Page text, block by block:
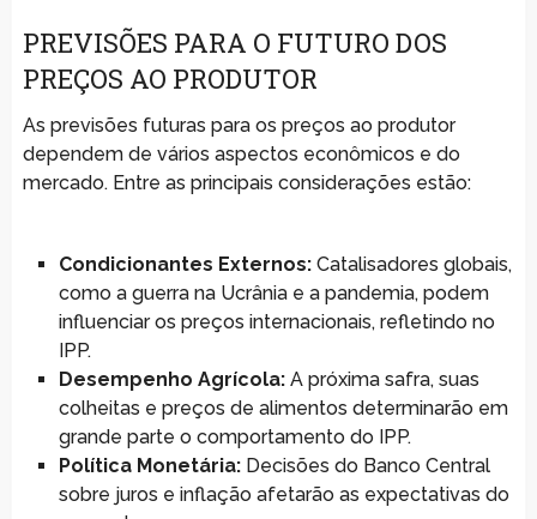
PREVISÕES PARA O FUTURO DOS
PREÇOS AO PRODUTOR
As previsões futuras para os preços ao produtor
dependem de vários aspectos econômicos e do
mercado. Entre as principais considerações estão:
Condicionantes Externos:Catalisadores globais,
como a guerra na Ucrânia e a pandemia, podem
influenciar os preços internacionais, refletindo no
IPP.
Desempenho Agrícola:A próxima safra, suas
colheitas e preços de alimentos determinarão em
grande parte o comportamento do IPP.
Política Monetária:Decisões do Banco Central
sobre juros e inflação afetarão as expectativas do